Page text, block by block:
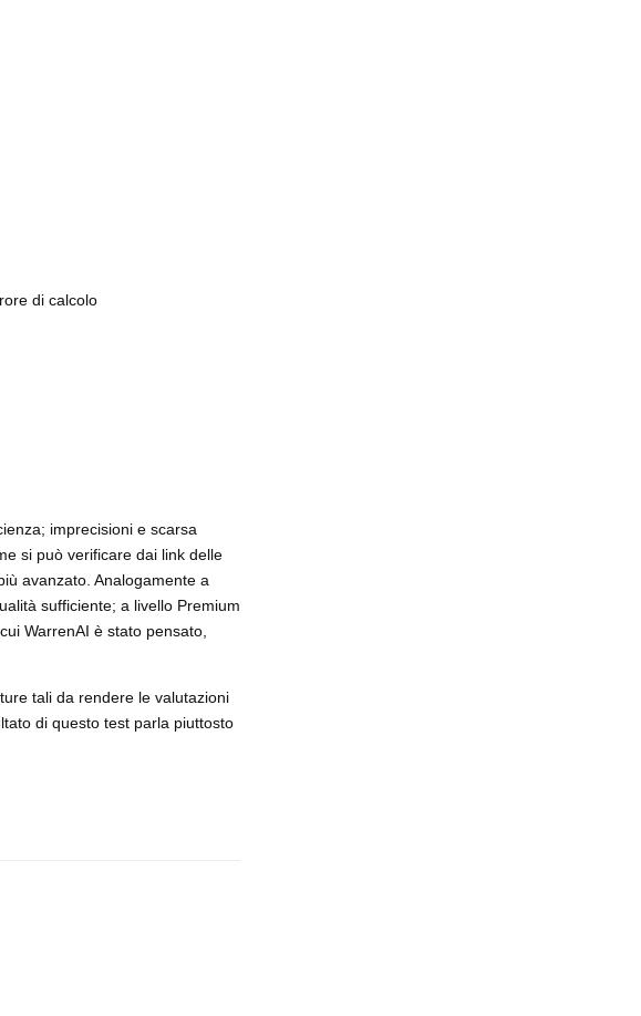
di calcolo
imprecisioni e scarsa
si può verificare dai link delle
avanzato. Analogamente a
sufficiente; a livello Premium
WarrenAI è stato pensato,
tali da rendere le valutazioni
di questo test parla piuttosto